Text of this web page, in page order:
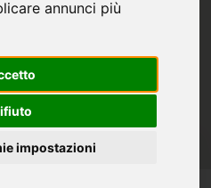
annunci più
impostazioni